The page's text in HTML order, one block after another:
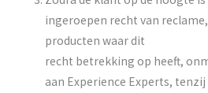
ingeroepen recht van
producten waar dit
recht betrekking op heeft,
aan Experience Experts,